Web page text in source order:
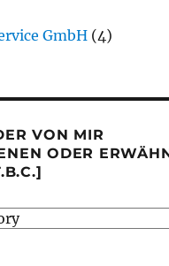
GmbH (4)
VON MIR
ODER